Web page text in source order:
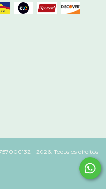
- 2026. Todos os direitos